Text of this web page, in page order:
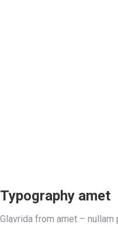
Typography amet
Glavrida from amet – nullam